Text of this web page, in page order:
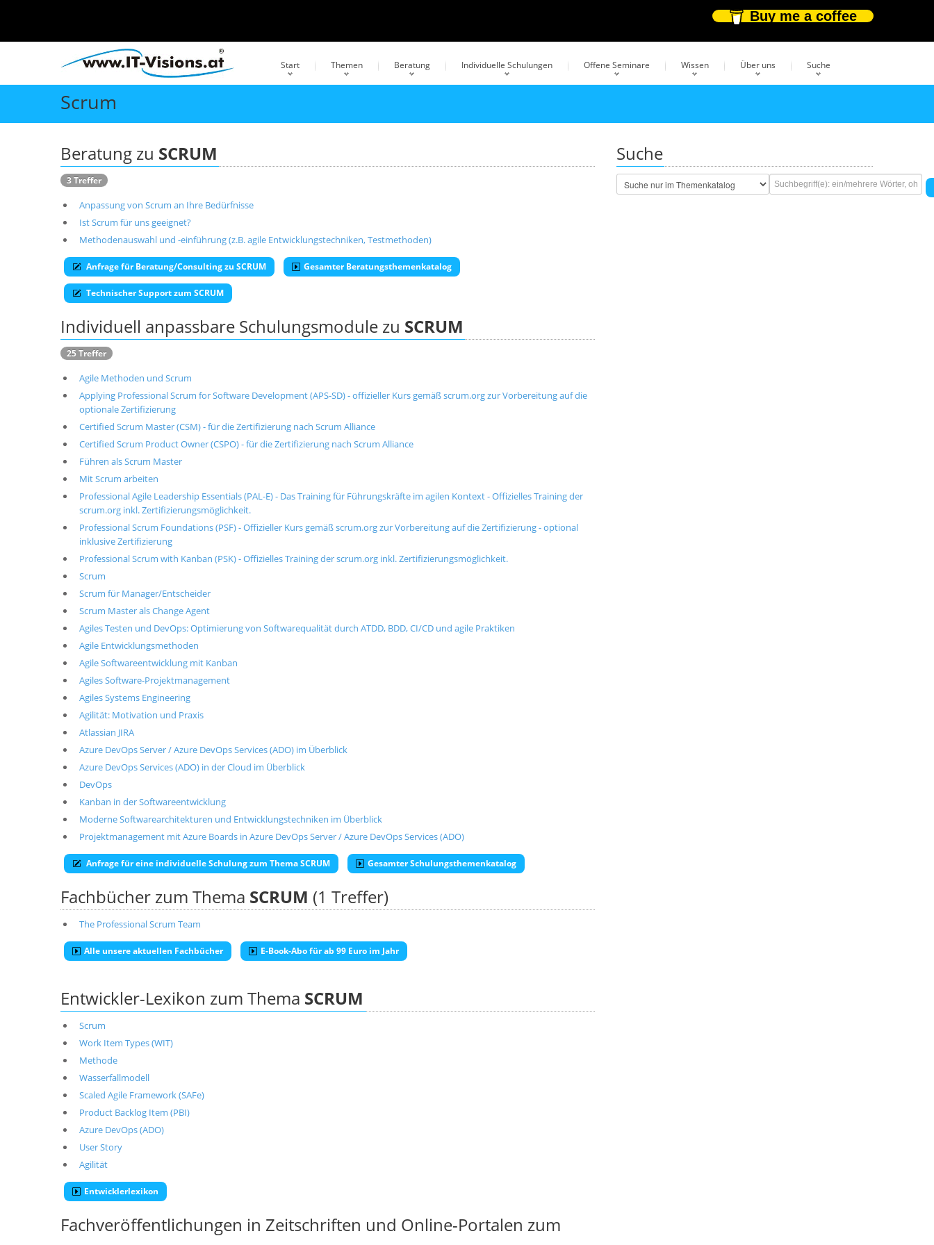
Buy me a coffee
Start Themen Beratung Individuelle Schulungen Offene Seminare Wissen Über uns Suche
Scrum
Beratung zu SCRUM
3 Treffer
Anpassung von Scrum an Ihre Bedürfnisse
Ist Scrum für uns geeignet?
Methodenauswahl und -einführung (z.B. agile Entwicklungstechniken, Testmethoden)
Anfrage für Beratung/Consulting zu SCRUM Gesamter Beratungsthemenkatalog
Technischer Support zum SCRUM
Individuell anpassbare Schulungsmodule zu SCRUM
25 Treffer
Agile Methoden und Scrum
Applying Professional Scrum for Software Development (APS-SD) - offizieller Kurs gemäß scrum.org zur Vorbereitung auf die
optionale Zertifizierung
Certified Scrum Master (CSM) - für die Zertifizierung nach Scrum Alliance
Certified Scrum Product Owner (CSPO) - für die Zertifizierung nach Scrum Alliance
Führen als Scrum Master
Mit Scrum arbeiten
Professional Agile Leadership Essentials (PAL-E) - Das Training für Führungskräfte im agilen Kontext - Offizielles Training der
scrum.org inkl. Zertifizierungsmöglichkeit.
Professional Scrum Foundations (PSF) - Offizieller Kurs gemäß scrum.org zur Vorbereitung auf die Zertifizierung - optional
inklusive Zertifizierung
Professional Scrum with Kanban (PSK) - Offizielles Training der scrum.org inkl. Zertifizierungsmöglichkeit.
Scrum
Scrum für Manager/Entscheider
Scrum Master als Change Agent
Agiles Testen und DevOps: Optimierung von Softwarequalität durch ATDD, BDD, CI/CD und agile Praktiken
Agile Entwicklungsmethoden
Agile Softwareentwicklung mit Kanban
Agiles Software-Projektmanagement
Agiles Systems Engineering
Agilität: Motivation und Praxis
Atlassian JIRA
Azure DevOps Server / Azure DevOps Services (ADO) im Überblick
Azure DevOps Services (ADO) in der Cloud im Überblick
DevOps
Kanban in der Softwareentwicklung
Moderne Softwarearchitekturen und Entwicklungstechniken im Überblick
Projektmanagement mit Azure Boards in Azure DevOps Server / Azure DevOps Services (ADO)
Anfrage für eine individuelle Schulung zum Thema SCRUM Gesamter Schulungsthemenkatalog
Fachbücher zum Thema SCRUM (1 Treffer)
The Professional Scrum Team
Alle unsere aktuellen Fachbücher E-Book-Abo für ab 99 Euro im Jahr
Entwickler-Lexikon zum Thema SCRUM
Scrum
Work Item Types (WIT)
Methode
Wasserfallmodell
Scaled Agile Framework (SAFe)
Product Backlog Item (PBI)
Azure DevOps (ADO)
User Story
Agilität
Entwicklerlexikon
Fachveröffentlichungen in Zeitschriften und Online-Portalen zum
Suche